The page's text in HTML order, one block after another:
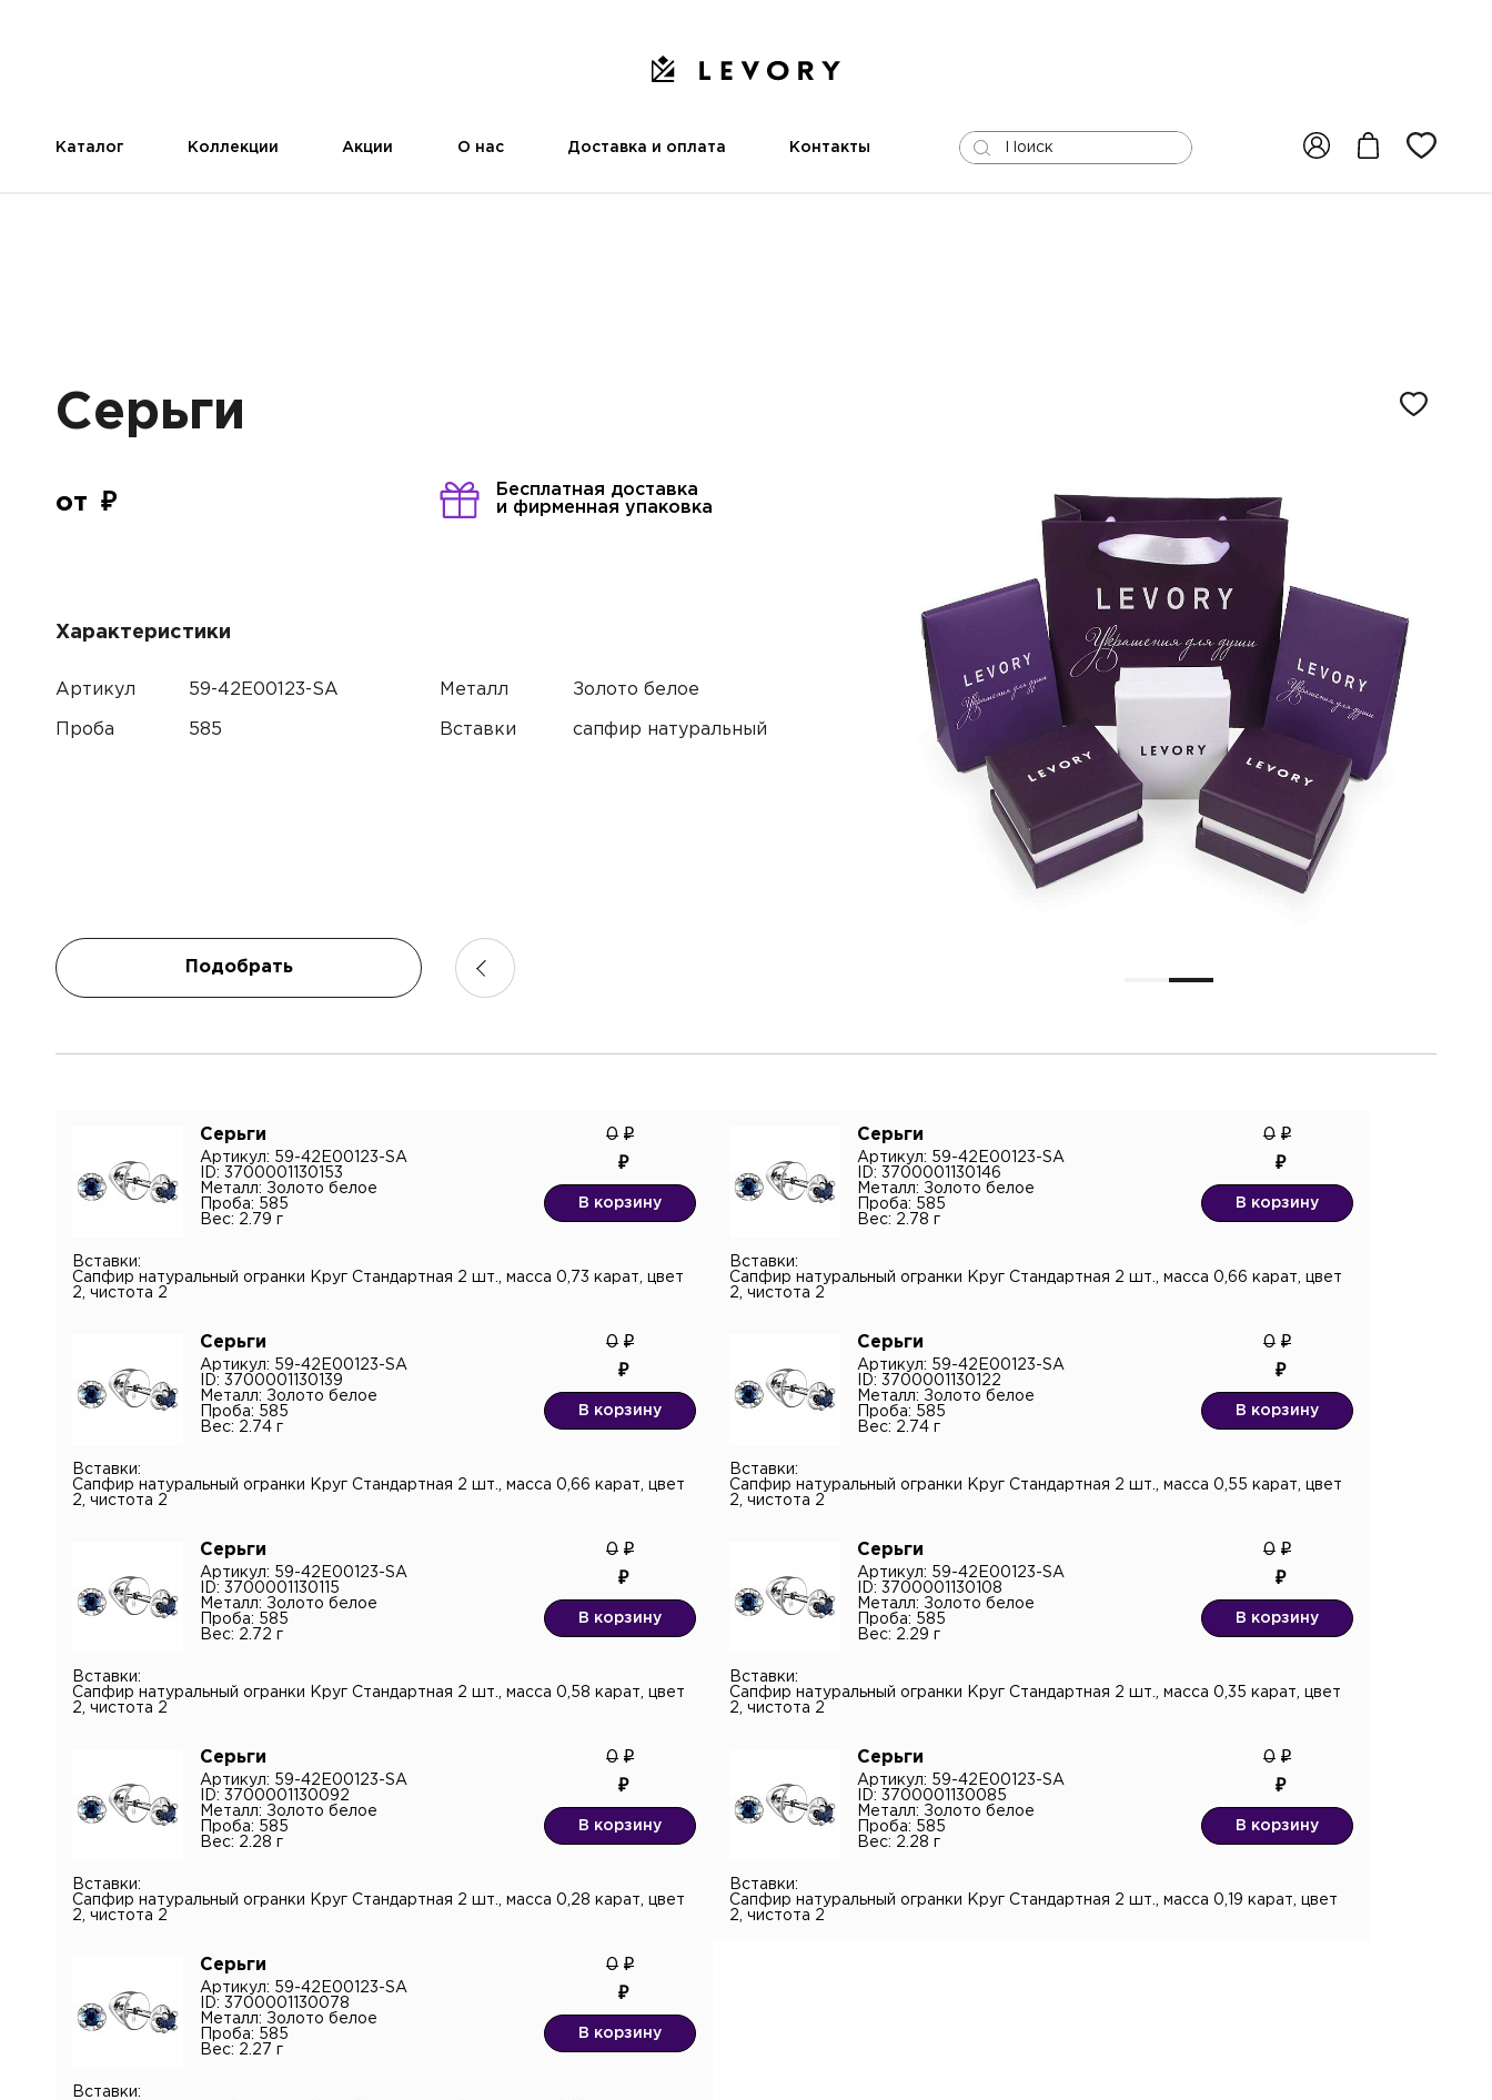
Каталог Коллекции Акции О нас Доставка и оплата Контакты
Серьги
от
Бесплатная доставка
и фирменная упаковка
Характеристики
Артикул 59-42E00123-SA Металл Золото белое
Проба 585 Вставки сапфир натуральный
Подобрать
Серьги
Артикул: 59-42E00123-SA
ID: 3700001130153
Металл: Золото белое
Проба: 585
Вес: 2.79 г
0
В корзину
Вставки:
Сапфир натуральный огранки Круг Стандартная 2 шт., масса 0,73 карат, цвет
2, чистота 2
Серьги
Артикул: 59-42E00123-SA
ID: 3700001130146
Металл: Золото белое
Проба: 585
Вес: 2.78 г
0
В корзину
Вставки:
Сапфир натуральный огранки Круг Стандартная 2 шт., масса 0,66 карат, цвет
2, чистота 2
Серьги
Артикул: 59-42E00123-SA
ID: 3700001130139
Металл: Золото белое
Проба: 585
Вес: 2.74 г
0
В корзину
Вставки:
Сапфир натуральный огранки Круг Стандартная 2 шт., масса 0,66 карат, цвет
2, чистота 2
Серьги
Артикул: 59-42E00123-SA
ID: 3700001130122
Металл: Золото белое
Проба: 585
Вес: 2.74 г
0
В корзину
Вставки:
Сапфир натуральный огранки Круг Стандартная 2 шт., масса 0,55 карат, цвет
2, чистота 2
Серьги
Артикул: 59-42E00123-SA
ID: 3700001130115
Металл: Золото белое
Проба: 585
Вес: 2.72 г
0
В корзину
Вставки:
Сапфир натуральный огранки Круг Стандартная 2 шт., масса 0,58 карат, цвет
2, чистота 2
Серьги
Артикул: 59-42E00123-SA
ID: 3700001130108
Металл: Золото белое
Проба: 585
Вес: 2.29 г
0
В корзину
Вставки:
Сапфир натуральный огранки Круг Стандартная 2 шт., масса 0,35 карат, цвет
2, чистота 2
Серьги
Артикул: 59-42E00123-SA
ID: 3700001130092
Металл: Золото белое
Проба: 585
Вес: 2.28 г
0
В корзину
Вставки:
Сапфир натуральный огранки Круг Стандартная 2 шт., масса 0,28 карат, цвет
2, чистота 2
Серьги
Артикул: 59-42E00123-SA
ID: 3700001130085
Металл: Золото белое
Проба: 585
Вес: 2.28 г
0
В корзину
Вставки:
Сапфир натуральный огранки Круг Стандартная 2 шт., масса 0,19 карат, цвет
2, чистота 2
Серьги
Артикул: 59-42E00123-SA
ID: 3700001130078
Металл: Золото белое
Проба: 585
Вес: 2.27 г
0
В корзину
Вставки:
Я подтверждаю согласие с
политикой
и даю согласие на обработку